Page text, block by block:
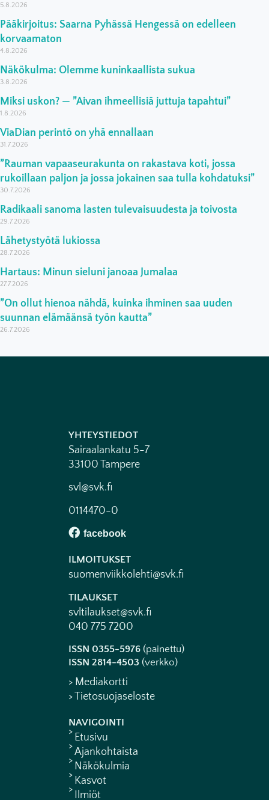
5.8.2026
Pääkirjoitus: Saarna Pyhässä Hengessä on edelleen
korvaamaton
4.8.2026
Näkökulma: Olemme kuninkaallista sukua
3.8.2026
Miksi uskon? — ”Aivan ihmeellisiä juttuja tapahtui”
1.8.2026
ViaDian perintö on yhä ennallaan
31.7.2026
”Rauman vapaaseurakunta on rakastava koti, jossa
rukoillaan paljon ja jossa jokainen saa tulla kohdatuksi”
30.7.2026
Radikaali sanoma lasten tulevaisuudesta ja toivosta
29.7.2026
Lähetystyötä lukiossa
28.7.2026
Hartaus: Minun sieluni janoaa Jumalaa
27.7.2026
”On ollut hienoa nähdä, kuinka ihminen saa uuden
suunnan elämäänsä työn kautta”
26.7.2026
YHTEYSTIEDOT
Sairaalankatu 5-7
33100 Tampere
svl@svk.fi
0114470-0
ILMOITUKSET
suomenviikkolehti@svk.fi
TILAUKSET
svltilaukset@svk.fi
040 775 7200
ISSN 0355-5976 (painettu)
ISSN 2814-4503 (verkko)
> Mediakortti
> Tietosuojaseloste
NAVIGOINTI
Etusivu
Ajankohtaista
Näkökulmia
Kasvot
Ilmiöt